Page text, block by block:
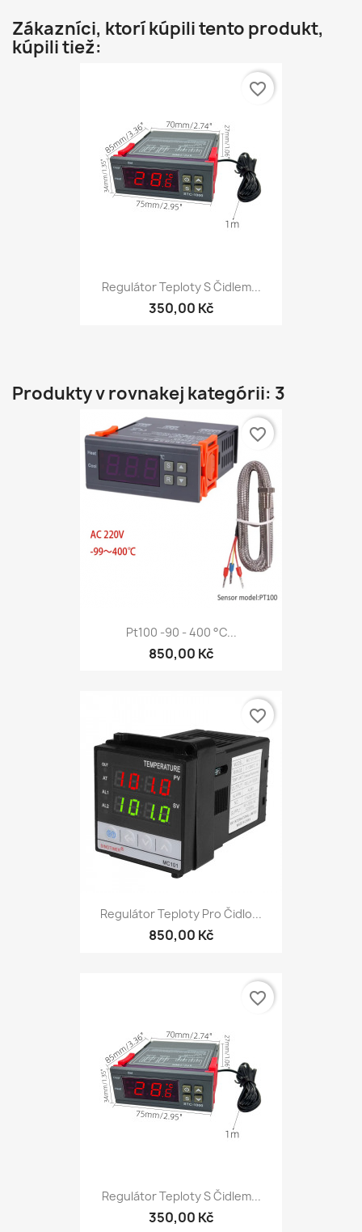
Zákazníci, ktorí kúpili tento produkt,
kúpili tiež:
Regulátor Teploty S Čidlem...
350,00 Kč
favorite_border
Produkty v rovnakej kategórii: 3
Pt100 -90 - 400 °C...
850,00 Kč
favorite_border
Regulátor Teploty Pro Čidlo...
850,00 Kč
favorite_border
Regulátor Teploty S Čidlem...
350,00 Kč
favorite_border